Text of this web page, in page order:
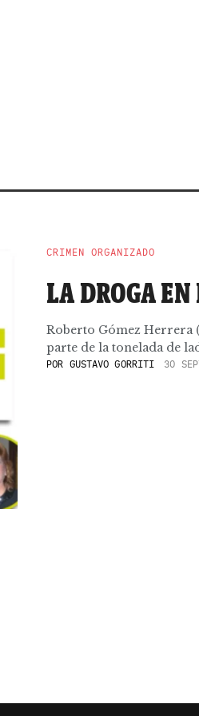
CRIMEN ORGANIZADO
LA DROGA
Roberto Gómez Herrera
parte de la tonelada de
POR GUSTAVO GORRITI 30